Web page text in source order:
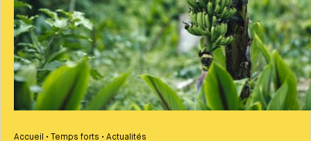
Accueil • Temps forts • Actualités